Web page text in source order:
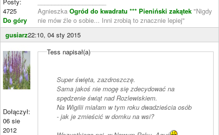
4725
Do góry
Agnieszka Ogród do kwadratu *** Pieniński zakątek "Nigdy
nie mów źle o sobie... Inni zrobią to znacznie lepiej"
gusiarz22:10, 04 sty 2015
Dołączył:
06 sie
2012
Tess napisał(a)
Super święta, zazdroszczę.
Sama jakoś nie mogę się zdecydować na
spędzenie świąt nad Rozlewiskiem.
Na Wigilii miałam w tym roku dwadzieścia osób
- jak je zmieścić w domku na wsi?